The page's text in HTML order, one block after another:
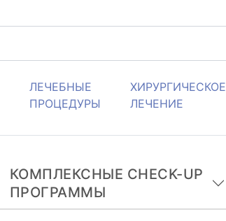
ЛЕЧЕБНЫЕ
ПРОЦЕДУРЫ
ХИРУРГИЧЕСКОЕ
ЛЕЧЕНИЕ
КОМПЛЕКСНЫЕ CHECK-UP
ПРОГРАММЫ